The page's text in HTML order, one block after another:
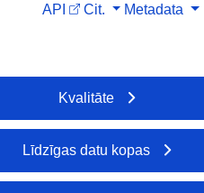
API Cit. Metadata
Kvalitāte
Līdzīgas datu kopas